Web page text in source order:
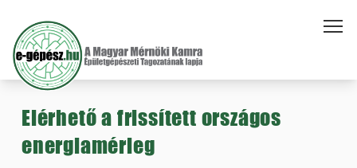
Elérhető a frissített országos
energiamérleg